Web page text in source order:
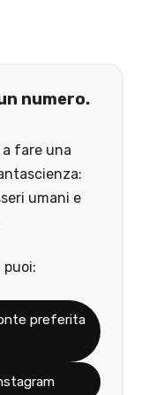
numero.
a fare una
umani e
puoi:
preferita